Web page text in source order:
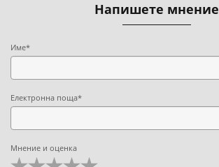
Напишете мнение
Име*
Електронна поща*
Мнение и оценка